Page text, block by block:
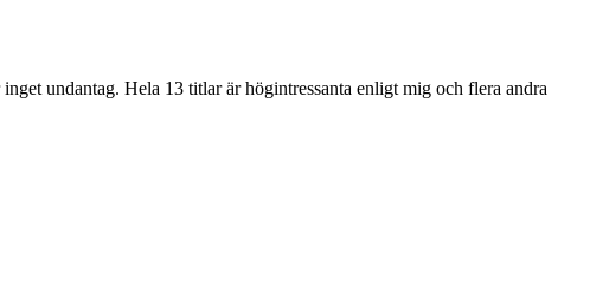
undantag. Hela 13 titlar är högintressanta enligt mig och flera andra